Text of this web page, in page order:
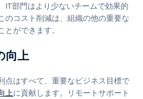
IT部門はより少ないチームで効果的
のコスト削減は、組織の他の重要な
ができます。
向上
点はすべて、重要なビジネス目標で
上に貢献します。リモートサポート